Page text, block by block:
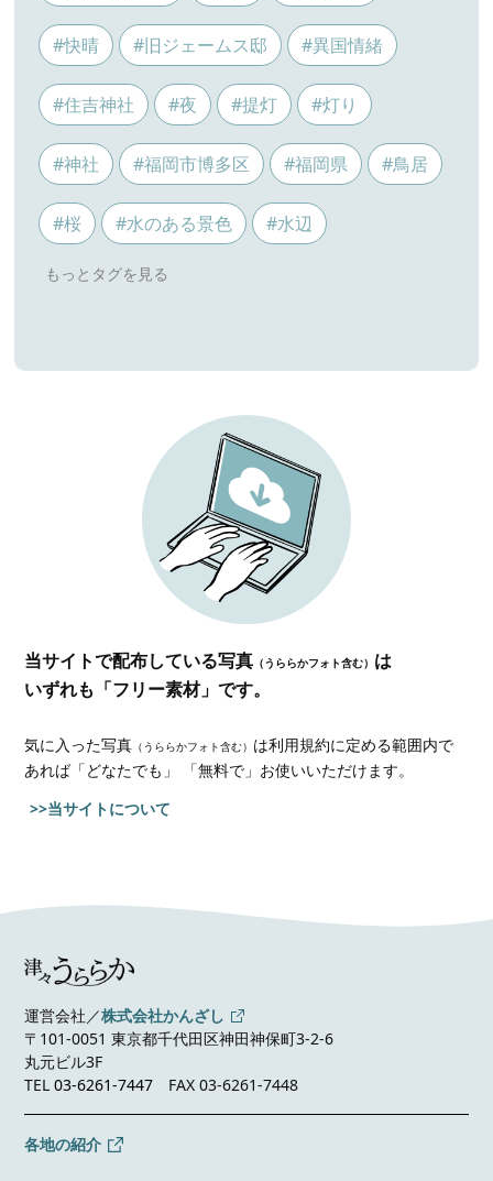
#快晴 #旧ジェームス邸 #異国情緒
#住吉神社 #夜 #提灯 #灯り
#神社 #福岡市博多区 #福岡県 #鳥居
#桜 #水のある景色 #水辺
当サイトで配布している写真 （うららかフォト含む） は
いずれも「フリー素材」です。
気に入った写真 （うららかフォト含む） は利用規約に定める範囲内で
あれば「どなたでも」 「無料で」お使いいただけます。
>>当サイトについて
運営会社／株式会社かんざし
〒101-0051 東京都千代田区神田神保町3-2-6
丸元ビル3F
TEL03-6261-7447 FAX 03-6261-7448
各地の紹介